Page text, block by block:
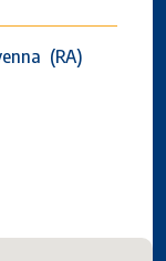
(RA)